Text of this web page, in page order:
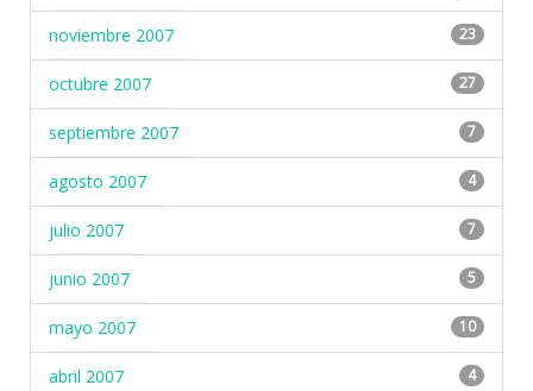
noviembre 2007 23
octubre 2007 27
septiembre 2007 7
agosto 2007 4
julio 2007 7
junio 2007 5
mayo 2007 10
abril 2007 4